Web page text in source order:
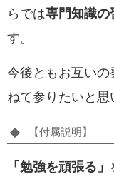
らでは専門知識の
す。
今後ともお互いの
ねて参りたいと思
【付属説明】
「勉強を頑張る」